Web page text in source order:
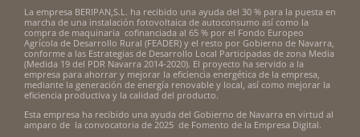
La empresa BERIPAN,S.L. ha recibido una ayuda del 30 % para la puesta en
marcha de una instalación fotovoltaica de autoconsumo así como la
compra de maquinaria cofinanciada al 65 % por el Fondo Europeo
Agrícola de Desarrollo Rural (FEADER) y el resto por Gobierno de Navarra,
conforme a las Estrategias de Desarrollo Local Participadas de zona Media
(Medida 19 del PDR Navarra 2014-2020). El proyecto ha servido a la
empresa para ahorrar y mejorar la eficiencia energética de la empresa,
mediante la generación de energía renovable y local, así como mejorar la
eficiencia productiva y la calidad del producto.
Esta empresa ha recibido una ayuda del Gobierno de Navarra en virtud al
amparo de la convocatoria de 2025 de Fomento de la Empresa Digital.